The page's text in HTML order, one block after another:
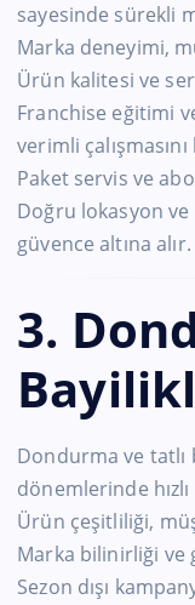
sayesinde sürekli
Marka deneyimi,
Ürün kalitesi ve
Franchise eğitimi
verimli çalışmasını
Paket servis ve
Doğru lokasyon ve
güvence altına alır.
3.
Dondurma ve tatlı
dönemlerinde
Ürün çeşitliliği,
Marka bilinirliği ve
Sezon dışı